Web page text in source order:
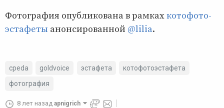
Фотография опубликована в рамкахкотофото-
эстафеты анонсированной @lilia.
cpeda goldvoice эстафета
котофотоэстафета
фотография
8 лет назад apnigrich